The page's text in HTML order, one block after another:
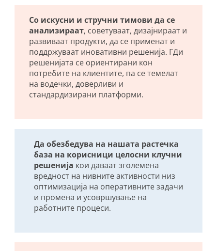
Со искусни и стручни тимови да се
анализираат, советуваат, дизајнираат и
развиваат продукти, да се применат и
поддржуваат иновативни решенија. ГДи
решенијата се ориентирани кон
потребите на клиентите, па се темелат
на водечки, доверливи и
стандардизирани платформи.
Да обезбедува на нашата растечка
база на корисници целосни клучни
решенија кои даваат зголемена
вредност на нивните активности низ
оптимизација на оперативните задачи
и промена и усовршување на
работните процеси.